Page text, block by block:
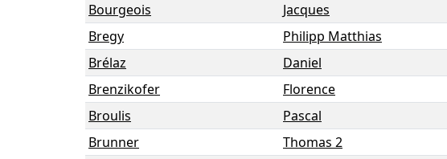
Bourgeois
Jacques
Bregy
Philipp Matthias
Brélaz
Daniel
Brenzikofer
Florence
Broulis
Pascal
Brunner
Thomas 2